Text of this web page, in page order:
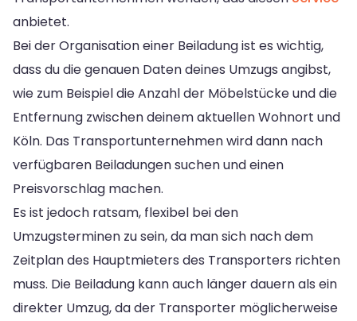
anbietet.
Bei der Organisation einer Beiladung ist es wichtig,
dass du die genauen Daten deines Umzugs angibst,
wie zum Beispiel die Anzahl der Möbelstücke und die
Entfernung zwischen deinem aktuellen Wohnort und
Köln. Das Transportunternehmen wird dann nach
verfügbaren Beiladungen suchen und einen
Preisvorschlag machen.
Es ist jedoch ratsam, flexibel bei den
Umzugsterminen zu sein, da man sich nach dem
Zeitplan des Hauptmieters des Transporters richten
muss. Die Beiladung kann auch länger dauern als ein
direkter Umzug, da der Transporter möglicherweise